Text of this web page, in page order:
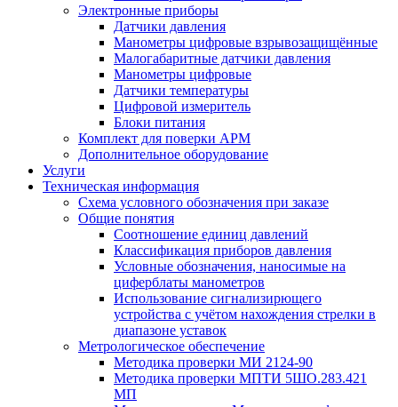
Электронные приборы
Датчики давления
Манометры цифровые взрывозащищённые
Малогабаритные датчики давления
Манометры цифровые
Датчики температуры
Цифровой измеритель
Блоки питания
Комплект для поверки АРМ
Дополнительное оборудование
Услуги
Техническая информация
Схема условного обозначения при заказе
Общие понятия
Соотношение единиц давлений
Классификация приборов давления
Условные обозначения, наносимые на
циферблаты манометров
Использование сигнализирющего
устройства с учётом нахождения стрелки в
диапазоне уставок
Метрологическое обеспечение
Методика проверки МИ 2124-90
Методика проверки МПТИ 5ШО.283.421
МП